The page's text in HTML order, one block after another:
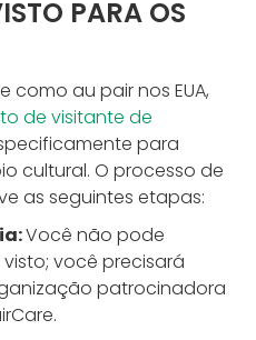
PARA OS
como au pair nos EUA,
de visitante de
para
cultural. O processo de
as seguintes etapas:
Você não pode
você precisará
patrocinadora